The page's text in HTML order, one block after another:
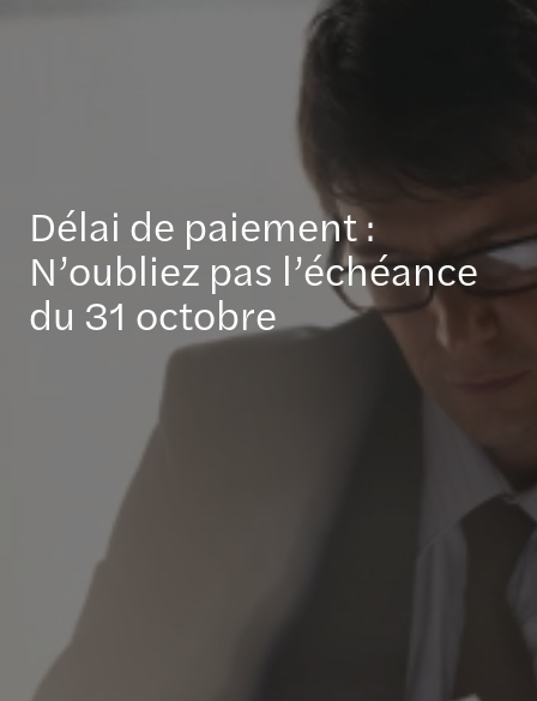
Délai de paiement :
N’oubliez pas l’échéance
du 31 octobre